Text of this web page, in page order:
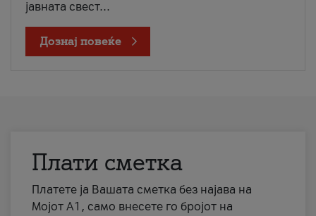
јавната свест...
Дознај повеќе
Плати сметка
Платете ја Вашата сметка без најава на
Мојот А1, само внесете го бројот на